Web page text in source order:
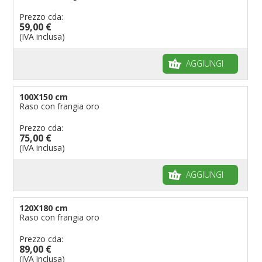
Bandiere per riserve naturali e parchi
Bandiere per musicisti
pennoni per bandiere
Prezzo cda:
59,00 €
(IVA inclusa)
AGGIUNGI
100X150 cm
Raso con frangia oro
Prezzo cda:
75,00 €
(IVA inclusa)
AGGIUNGI
120X180 cm
Raso con frangia oro
Prezzo cda:
89,00 €
(IVA inclusa)